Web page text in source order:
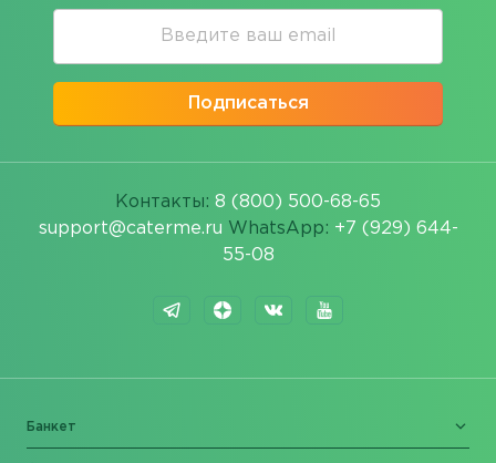
Подписаться
Контакты: 8 (800) 500-68-65
support@caterme.ru WhatsApp: +7 (929) 644-
55-08
Банкет